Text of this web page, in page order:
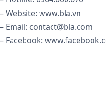
– Website: www.bla.vn
– Email: contact@bla.com
– Facebook: